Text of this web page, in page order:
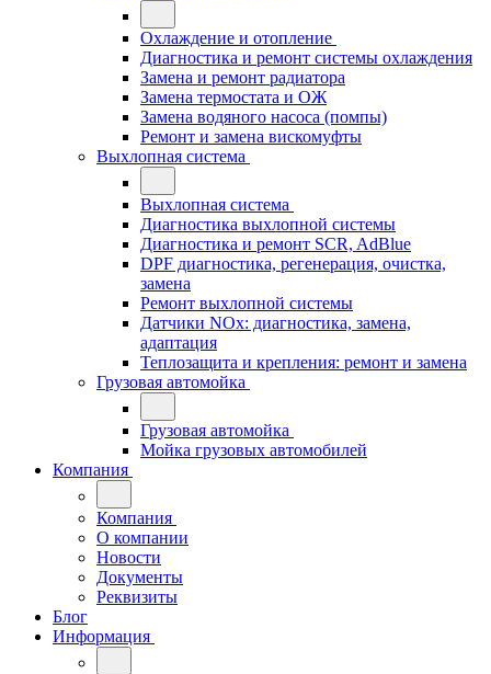
Охлаждение и отопление
Диагностика и ремонт системы охлаждения
Замена и ремонт радиатора
Замена термостата и ОЖ
Замена водяного насоса (помпы)
Ремонт и замена вискомуфты
Выхлопная система
Выхлопная система
Диагностика выхлопной системы
Диагностика и ремонт SCR, AdBlue
DPF диагностика, регенерация, очистка,
замена
Ремонт выхлопной системы
Датчики NOx: диагностика, замена,
адаптация
Теплозащита и крепления: ремонт и замена
Грузовая автомойка
Грузовая автомойка
Мойка грузовых автомобилей
Компания
Компания
О компании
Новости
Документы
Реквизиты
Блог
Информация